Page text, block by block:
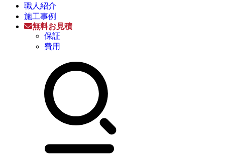
職人紹介
施工事例
無料お見積
保証
費用